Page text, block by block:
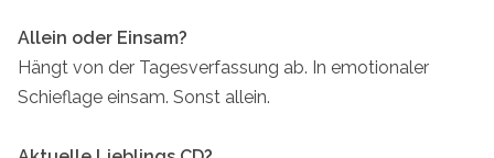
Allein oder Einsam?
Hängt von der Tagesverfassung ab. In emotionaler
Schieflage einsam. Sonst allein.